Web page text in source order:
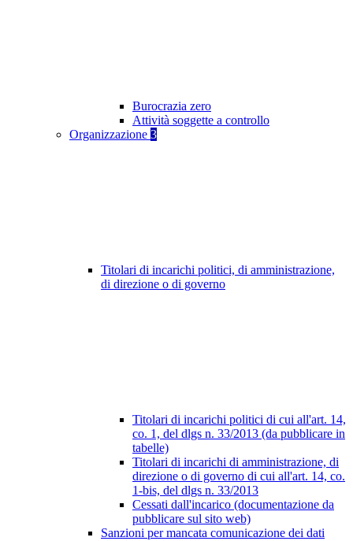
Burocrazia zero
Attività soggette a controllo
Organizzazione 3
Titolari di incarichi politici, di amministrazione,
di direzione o di governo
Titolari di incarichi politici di cui all'art. 14,
co. 1, del dlgs n. 33/2013 (da pubblicare in
tabelle)
Titolari di incarichi di amministrazione, di
direzione o di governo di cui all'art. 14, co.
1-bis, del dlgs n. 33/2013
Cessati dall'incarico (documentazione da
pubblicare sul sito web)
Sanzioni per mancata comunicazione dei dati